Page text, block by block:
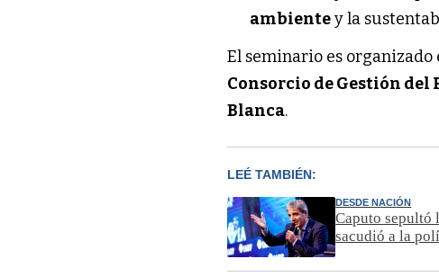
ambientey la
El seminario es
Consorcio de Gestión del
Blanca.
LEÉ TAMBIÉN:
DESDE NACIÓN
Caputo sepultó
sacudió a la